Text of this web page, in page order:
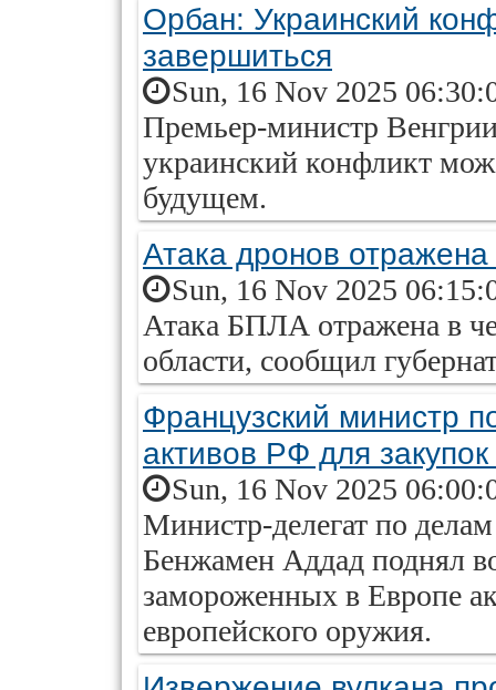
Орбан: Украинский
завершиться
Sun, 16 Nov 2025
Премьер-министр
украинский конфликт
будущем.
Атака дронов
Sun, 16 Nov 2025
Атака БПЛА отражена в
области, сообщил
Французский министр
активов РФ для
Sun, 16 Nov 2025
Министр-делегат по
Бенжамен Аддад поднял
замороженных в Европе
европейского оружия.